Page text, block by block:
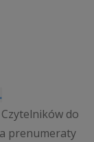
do
prenumeraty